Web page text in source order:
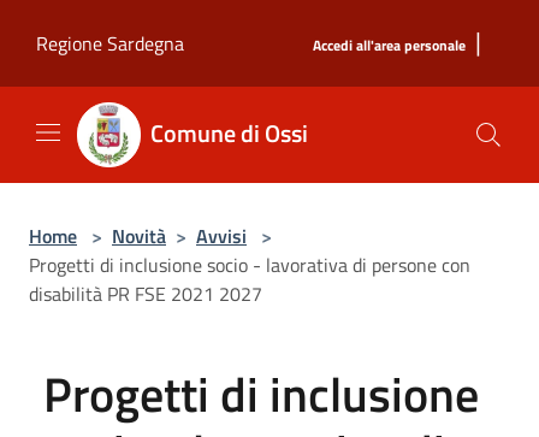
Regione Sardegna
Accedi all'area personale |
Comune di Ossi
Home > Novità > Avvisi >
Progetti di inclusione socio - lavorativa di persone con
disabilità PR FSE 2021 2027
Progetti di inclusione